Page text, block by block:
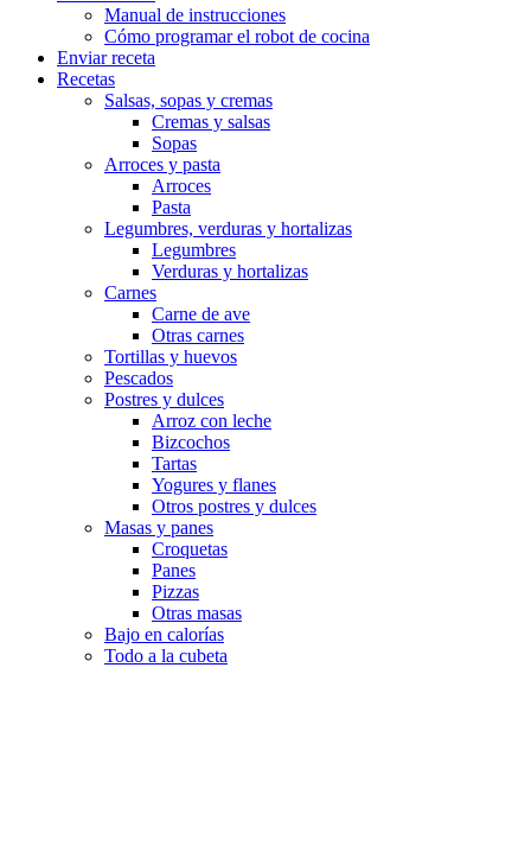
Manual de instrucciones
Cómo programar el robot de cocina
Enviar receta
Recetas
Salsas, sopas y cremas
Cremas y salsas
Sopas
Arroces y pasta
Arroces
Pasta
Legumbres, verduras y hortalizas
Legumbres
Verduras y hortalizas
Carnes
Carne de ave
Otras carnes
Tortillas y huevos
Pescados
Postres y dulces
Arroz con leche
Bizcochos
Tartas
Yogures y flanes
Otros postres y dulces
Masas y panes
Croquetas
Panes
Pizzas
Otras masas
Bajo en calorías
Todo a la cubeta